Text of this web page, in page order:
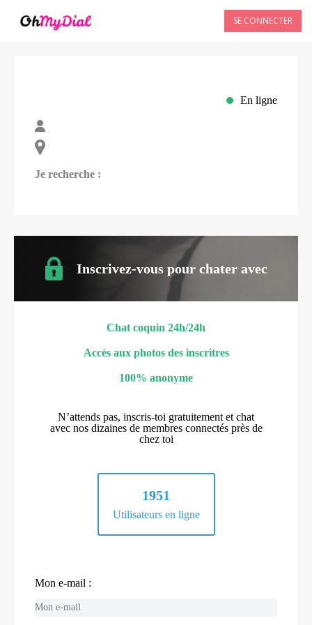
SE CONNECTER
En ligne
Je recherche :
Inscrivez-vous pour chater avec
Chat coquin 24h/24h
Accès aux photos des inscritres
100% anonyme
N’attends pas, inscris-toi gratuitement et chat
avec nos dizaines de membres connectés près de
chez toi
1951
Utilisateurs en ligne
Mon e-mail :